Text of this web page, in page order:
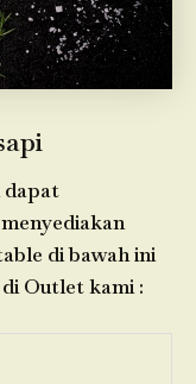
dapat
di bawah ini
Outlet kami :